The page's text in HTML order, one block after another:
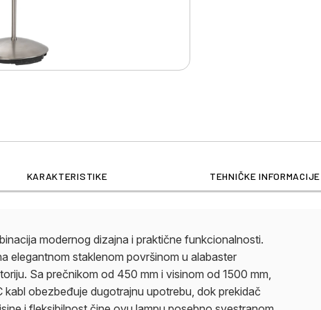
KARAKTERISTIKE TEHNIČKE INFORMACIJE
modernog dizajna i praktične funkcionalnosti.
elegantnom staklenom površinom u alabaster
Sa prečnikom od 450 mm i visinom od 1500 mm,
obezbeđuje dugotrajnu upotrebu, dok prekidač